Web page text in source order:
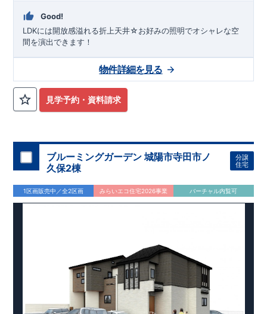
Good!
LDKには開放感溢れる折上天井☆お好みの照明でオシャレな空
間を演出できます！
見学予約・資料請求
物件詳細を見る
ブルーミングガーデン 城陽市寺田市ノ
久保2棟
分譲
住宅
1区画販売中／全2区画 みらいエコ住宅2026事業 バーチャル内覧可